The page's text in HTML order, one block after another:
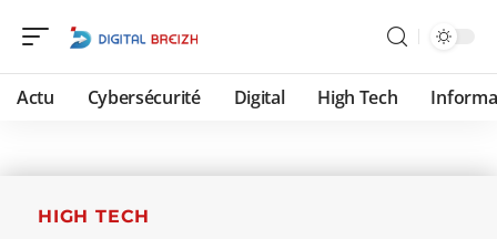
Actu Cybersécurité Digital High Tech
HIGH TECH